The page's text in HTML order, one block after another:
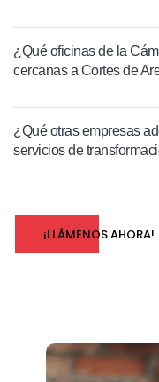
¿Qué oficinas de la
cercanas a Cortes de
¿Qué otras empresas
servicios de
¡LLÁMENOS AHORA!